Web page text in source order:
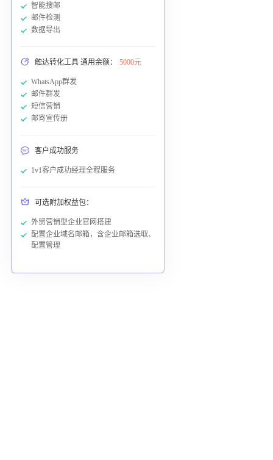
智能搜邮
邮件检测
数据导出
触达转化工具 通用余额： 5000元
WhatsApp群发
邮件群发
短信营销
邮寄宣传册
客户成功服务
1v1客户成功经理全程服务
可选附加权益包：
外贸营销型企业官网搭建
配置企业域名邮箱，含企业邮箱选取、
配置管理